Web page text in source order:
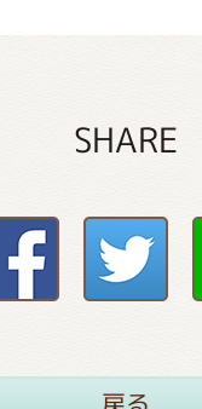
SHARE